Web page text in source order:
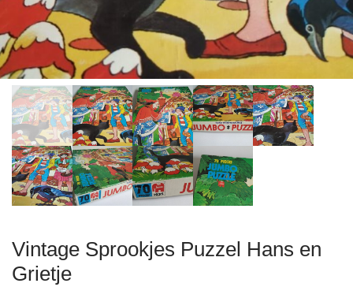
Vintage Sprookjes Puzzel Hans en
Grietje